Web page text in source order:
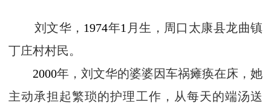
刘文华， 1974年1 月生，周口太康县龙曲镇
丁庄村村民。
2000年，刘文华的婆婆因车祸瘫痪在床，她
主动承担起繁琐的护理工作，从每天的端汤送